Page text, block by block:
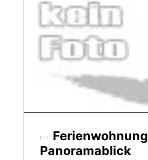
Ferienwohnung
Panoramablick